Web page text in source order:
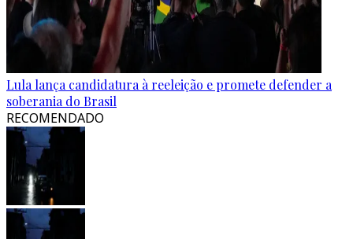
Lula lança candidatura à reeleição e promete defender a
soberania do Brasil
RECOMENDADO